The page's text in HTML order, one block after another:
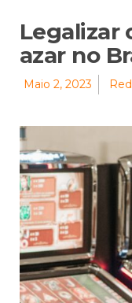
Legalizar
azar no
Maio 2, 2023